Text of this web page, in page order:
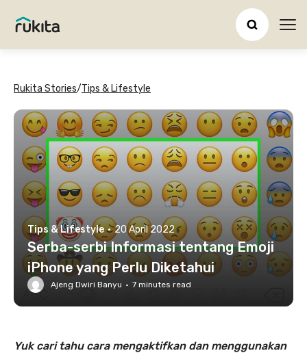
Rukita Stories/Tips & Lifestyle
Tips & Lifestyle · 20 April 2022
Serba-serbi Informasi tentang Emoji
iPhone yang Perlu Diketahui
Ajeng Dwiri Banyu · 7 minutes read
Yuk cari tahu cara mengaktifkan dan menggunakan